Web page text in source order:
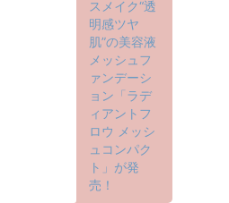
スメイク“透
明感ツヤ
肌”の美容液
メッシュフ
ァンデーシ
ョン「ラデ
ィアントフ
ロウ メッシ
ュコンパク
ト」が発
売！